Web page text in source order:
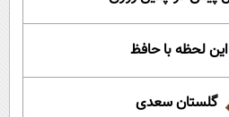
این لحظه با حافظ
گلستان سعدی